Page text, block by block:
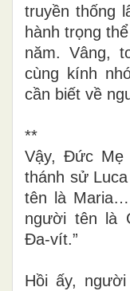
truyền thống
hành trọng
năm. Vâng,
cùng kính
cần biết về
**
Vậy, Đức Mẹ
thánh sử
tên là
người tên là
Đa-vít.”
Hồi ấy,